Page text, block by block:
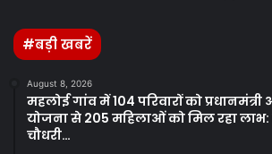
#बड़ी खबरें
August 8, 2026
महलोई गांव में 104 परिवारों को
योजना से 205 महिलाओं को मिल रहा लाभ:
चौधरी…